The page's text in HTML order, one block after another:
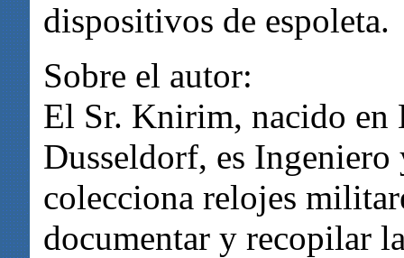
dispositivos de espoleta.
Sobre el autor:
El Sr. Knirim, nacido en
Dusseldorf, es
colecciona relojes
documentar y recopilar